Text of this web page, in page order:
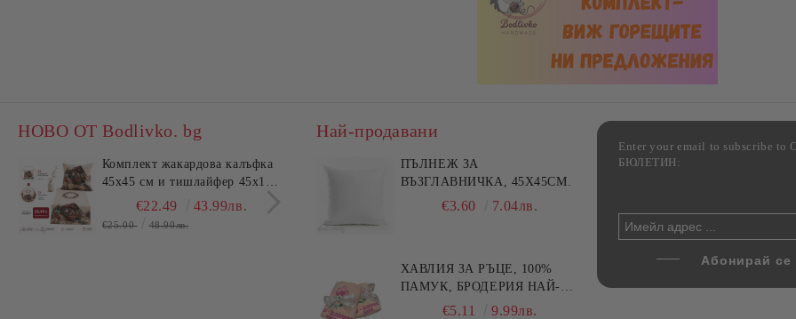
НОВО ОТ Bodlivko. bg
Комплект жакардова калъфка
45x45 см и тишлайфер 45x140
см – Къща с цветя
€22.49 43.99лв.
€25.00 48.90лв.
Комплект 2 стъклени тави за
печене от йенско стъкло,
Danny Home, 1.6 л и 3 л
€17.80 34.81лв.
Комплект 3 стъклени кутии
Най-продавани
ПЪЛНЕЖ ЗА
ВЪЗГЛАВНИЧКА, 45X45СМ.
€3.60 7.04лв.
ХАВЛИЯ ЗА РЪЦЕ, 100%
ПАМУК, БРОДЕРИЯ НАЙ-
ДОБАРАТА МАЙКА/БАБА ,
€5.11 9.99лв.
Enter your email to subscribe
БЮЛЕТИН: